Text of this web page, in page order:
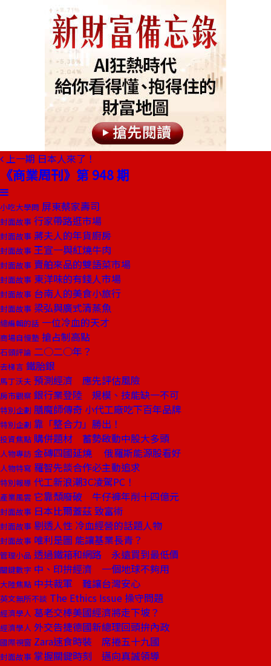
上一期 日本人來了！
《商業周刊》第 948 期
小吃大學問 屏東蔡家壽司
封面故事 行家帶路逛市場
封面故事 蔣夫人的年貨廚房
封面故事 王宣一與紅燒牛肉
封面故事 賣舶來品的雙語菜市場
封面故事 東洋味的有錢人市場
封面故事 台南人的美食小旅行
封面故事 梁弘與廣式清蒸魚
總編輯的話 一位冷血的天才
商場自慢塾 搶占制高點
石頭評論 二○二○年？
去梯言 鐵胎銀
馬丁沃夫 預測經濟 應先評估風險
房市觀察 銀行業登陸 規模、技能缺一不可
特別企劃 膳魔師傳奇 小代工廠吃下百年品牌
特別企劃 靠「整合力」勝出！
投資焦點 購併題材 蓄勢啟動中股大多頭
人物專訪 金磚四國延燒 俄羅斯能源股看好
人物特寫 羅智先談合作必主動追求
特別報導 代工新浪潮3C凌駕PC！
產業風雲 它靠頹廢破 牛仔褲年削十四億元
封面故事 日本比爾蓋茲 致富術
封面故事 剔透人性 冷血經營的話題人物
封面故事 唯利是圖 能讓基業長青？
管理小品 透過鐵箱和網路 永遠買到最低價
關鍵數字 中、印拚經濟 一個地球不夠用
大陸焦點 中共裁軍 難讓台灣安心
英文無所不談 The Ethics Issue 操守問題
經濟學人 葛老交棒美國經濟將走下坡？
經濟學人 外交告捷德國新總理回頭拚內政
國際視窗 Zara速食時裝 席捲五十九國
封面故事 掌握關鍵時刻 邁向真誠領導